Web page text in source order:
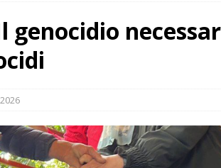
genocidio